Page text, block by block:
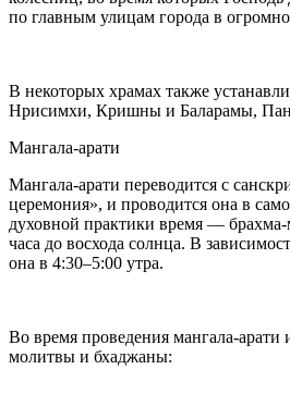
по главным улицам города в
В некоторых храмах также
Нрисимхи, Кришны и Баларамы,
Мангала-арати
Мангала-арати переводится с
церемония», и проводится она в
духовной практики время — брахма-
часа до восхода солнца. В
она в 4:30–5:00 утра.
Во время проведения мангала-
молитвы и бхаджаны: